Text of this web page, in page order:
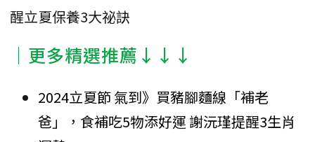
醒立夏保養3大祕訣
│更多精選推薦↓↓↓
2024立夏節 氣到》買豬腳麵線「補老
爸」，食補吃5物添好運 謝沅瑾提醒3生肖